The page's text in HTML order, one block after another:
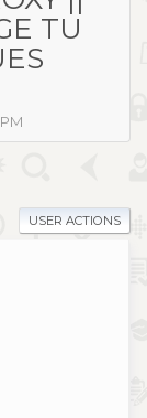
TU
USER ACTIONS